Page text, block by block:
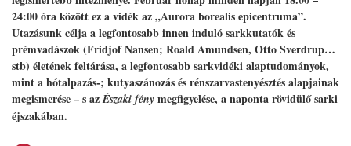
24:00 óra között ez a vidék az „Aurora borealis epicentruma”.
Utazásunk célja a legfontosabb innen induló sarkkutatók és
prémvadászok (Fridjof Nansen; Roald Amundsen, Otto Sverdrup…
stb) életének feltárása, a legfontosabb sarkvidéki alaptudományok,
mint a hótalpazás-; kutyaszánozás és rénszarvastenyésztés alapjainak
megismerése – s azÉszaki fény megfigyelése, a naponta rövidülő sarki
éjszakában.